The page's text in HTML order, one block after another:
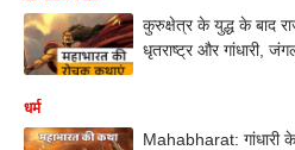
कुरुक्षेत्र के युद्ध के बाद
धृतराष्ट्र और गांधारी,
धर्म
Mahabharat: गांधारी